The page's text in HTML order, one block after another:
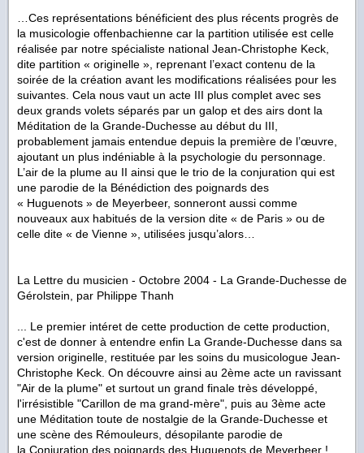
…Ces représentations bénéficient des plus récents progrès de
la musicologie offenbachienne car la partition utilisée est celle
réalisée par notre spécialiste national Jean-Christophe Keck,
dite partition « originelle », reprenant l’exact contenu de la
soirée de la création avant les modifications réalisées pour les
suivantes. Cela nous vaut un acte III plus complet avec ses
deux grands volets séparés par un galop et des airs dont la
Méditation de la Grande-Duchesse au début du III,
probablement jamais entendue depuis la première de l’œuvre,
ajoutant un plus indéniable à la psychologie du personnage.
L’air de la plume au II ainsi que le trio de la conjuration qui est
une parodie de la Bénédiction des poignards des
« Huguenots » de Meyerbeer, sonneront aussi comme
nouveaux aux habitués de la version dite « de Paris » ou de
celle dite « de Vienne », utilisées jusqu’alors…
La Lettre du musicien - Octobre 2004 - La Grande-Duchesse de
Gérolstein , par Philippe Thanh
... Le premier intéret de cette production de cette production,
c'est de donner à entendre enfin La Grande-Duchesse dans sa
version originelle, restituée par les soins du musicologue Jean-
Christophe Keck. On découvre ainsi au 2ème acte un ravissant
"Air de la plume" et surtout un grand finale très développé,
l'irrésistible "Carillon de ma grand-mère", puis au 3ème acte
une Méditation toute de nostalgie de la Grande-Duchesse et
une scène des Rémouleurs, désopilante parodie de
la Conjuration des poignards des Huguenots de Meyerbeer !